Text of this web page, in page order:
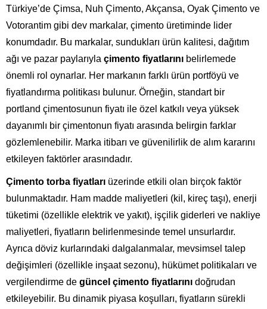
Türkiye’de Çimsa, Nuh Çimento, Akçansa, Oyak Çimento ve
Votorantim gibi dev markalar, çimento üretiminde lider
konumdadır. Bu markalar, sundukları ürün kalitesi, dağıtım
ağı ve pazar paylarıyla çimento fiyatlarını belirlemede
önemli rol oynarlar. Her markanın farklı ürün portföyü ve
fiyatlandırma politikası bulunur. Örneğin, standart bir
portland çimentosunun fiyatı ile özel katkılı veya yüksek
dayanımlı bir çimentonun fiyatı arasında belirgin farklar
gözlemlenebilir. Marka itibarı ve güvenilirlik de alım kararını
etkileyen faktörler arasındadır.
Çimento torba fiyatları üzerinde etkili olan birçok faktör
bulunmaktadır. Ham madde maliyetleri (kil, kireç taşı), enerji
tüketimi (özellikle elektrik ve yakıt), işçilik giderleri ve nakliye
maliyetleri, fiyatların belirlenmesinde temel unsurlardır.
Ayrıca döviz kurlarındaki dalgalanmalar, mevsimsel talep
değişimleri (özellikle inşaat sezonu), hükümet politikaları ve
vergilendirme de güncel çimento fiyatlarını doğrudan
etkileyebilir. Bu dinamik piyasa koşulları, fiyatların sürekli